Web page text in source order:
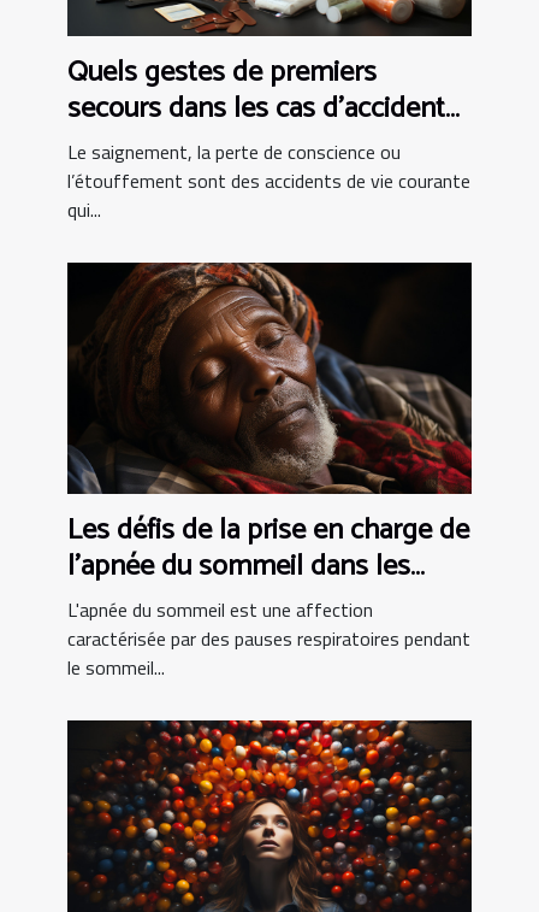
Quels gestes de premiers
secours dans les cas d’accident
de vie courante ?
Le saignement, la perte de conscience ou
l’étouffement sont des accidents de vie courante
qui...
Les défis de la prise en charge de
l'apnée du sommeil dans les
pays en développement
L'apnée du sommeil est une affection
caractérisée par des pauses respiratoires pendant
le sommeil...